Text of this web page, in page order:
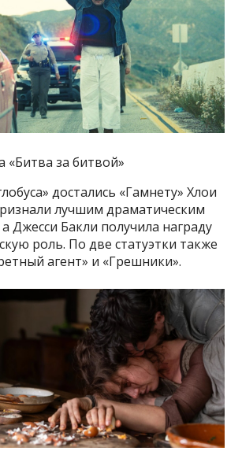
«Битва за битвой»
достались «Гамнету» Хлои
лучшим драматическим
Джесси Бакли получила награду
роль. По две статуэтки также
агент» и «Грешники».